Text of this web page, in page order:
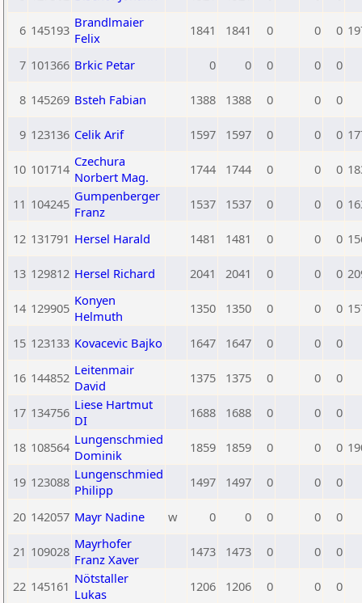
6 145193 Brandlmaier
Felix
1841 1841 0 0 0
7 101366 Brkic Petar 0 0 0 0 0
8 145269 Bsteh Fabian 1388 1388 0 0 0
9 123136 Celik Arif 1597 1597 0 0 0
10 101714 Czechura
Norbert Mag.
1744 1744 0 0 0
11 104245 Gumpenberger
Franz
1537 1537 0 0 0
12 131791 Hersel Harald 1481 1481 0 0 0
13 129812 Hersel Richard 2041 2041 0 0 0
14 129905 Konyen
Helmuth
1350 1350 0 0 0
15 123133 Kovacevic Bajko 1647 1647 0 0 0
16 144852 Leitenmair
David
1375 1375 0 0 0
17 134756 Liese Hartmut
DI
1688 1688 0 0 0
18 108564 Lungenschmied
Dominik
1859 1859 0 0 0
19 123088 Lungenschmied
Philipp
1497 1497 0 0 0
20 142057 Mayr Nadine w 0 0 0 0 0
21 109028 Mayrhofer
Franz Xaver
1473 1473 0 0 0
22 145161 Nötstaller
Lukas
1206 1206 0 0 0